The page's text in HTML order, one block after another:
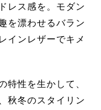
レス感を。モダン
を漂わせるバラン
インレザーでキメ
特性を生かして、
秋冬のスタイリン